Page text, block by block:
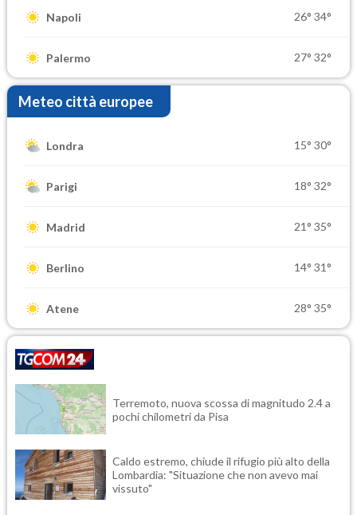
Napoli 26° 34°
Palermo 27° 32°
Meteo città europee
Londra 15° 30°
Parigi 18° 32°
Madrid 21° 35°
Berlino 14° 31°
Atene 28° 35°
Terremoto, nuova scossa di magnitudo 2.4 a
pochi chilometri da Pisa
Caldo estremo, chiude il rifugio più alto della
Lombardia: "Situazione che non avevo mai
vissuto"